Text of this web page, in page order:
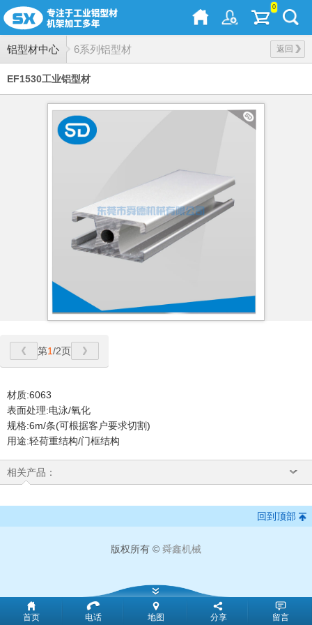
0
铝型材中心 返回
6系列铝型材
EF1530工业铝型材
第1/2页
材质:6063
表面处理:电泳/氧化
规格:6m/条(可根据客户要求切割)
用途:轻荷重结构/门框结构
相关产品：
回到顶部
版权所有 © 舜鑫机械
51La
首页 电话 地图 分享 留言